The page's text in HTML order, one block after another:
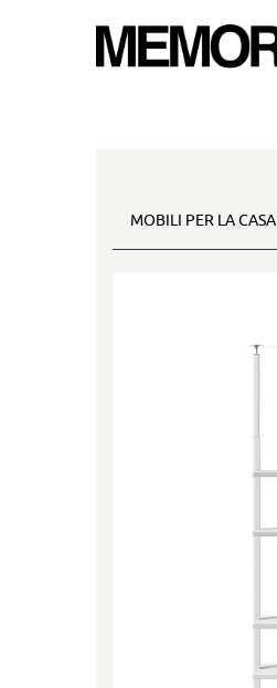
MOBILI PER LA CASA